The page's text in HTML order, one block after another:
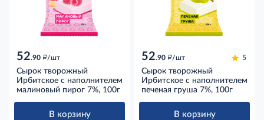
52.90 д/шт
Сырок творожный
Ирбитское с наполнителем
малиновый пирог 7%, 100г
В корзину
52.90 д/шт 5
Сырок творожный
Ирбитское с наполнителем
печеная груша 7%, 100г
В корзину